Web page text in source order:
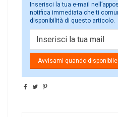
Inserisci la tua e-mail
notifica immediata che ti
disponibilità di questo articolo.
Avvisami quando disponibile